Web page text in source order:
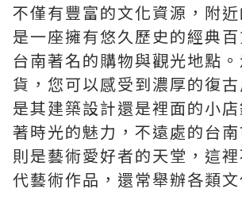
不僅有豐富的文化資源，附近
是一座擁有悠久歷史的經典
台南著名的購物與觀光地點
貨，您可以感受到濃厚的復
是其建築設計還是裡面的小
著時光的魅力，不遠處的台南
則是藝術愛好者的天堂，這
代藝術作品，還常舉辦各類